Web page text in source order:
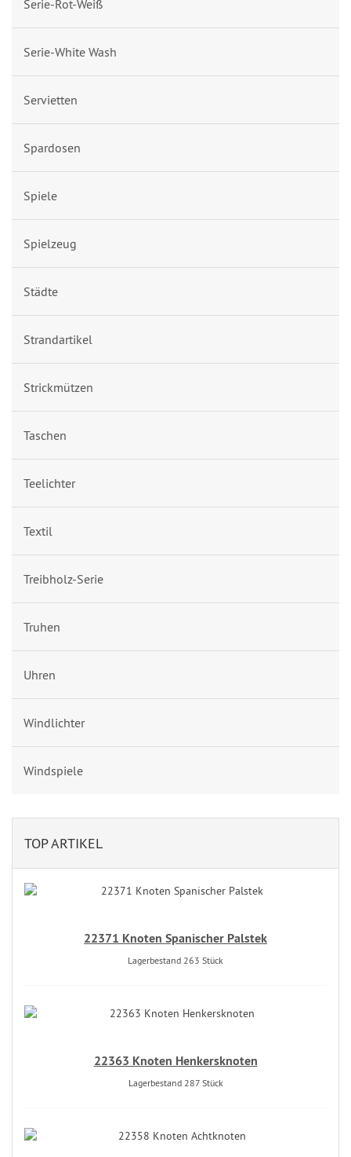
Serie-Rot-Weiß
Serie-White Wash
Servietten
Spardosen
Spiele
Spielzeug
Städte
Strandartikel
Strickmützen
Taschen
Teelichter
Textil
Treibholz-Serie
Truhen
Uhren
Windlichter
Windspiele
TOP ARTIKEL
22371 Knoten Spanischer Palstek
Lagerbestand 263 Stück
22363 Knoten Henkersknoten
Lagerbestand 287 Stück